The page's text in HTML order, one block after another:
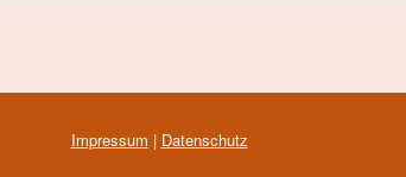
Impressum | Datenschutz